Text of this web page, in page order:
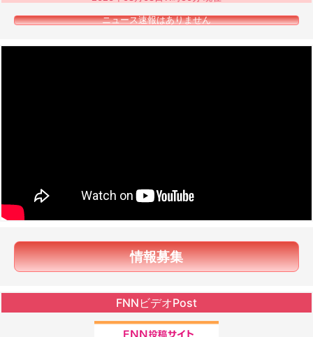
ニュース速報はありません
情報募集
FNNビデオPost